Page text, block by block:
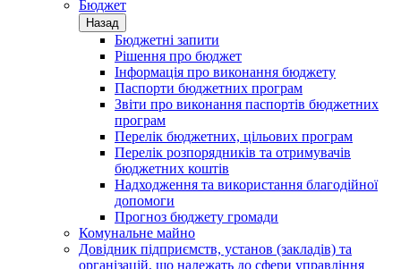
Бюджет
Назад
Бюджетні запити
Рішення про бюджет
Інформація про виконання бюджету
Паспорти бюджетних програм
Звіти про виконання паспортів бюджетних
програм
Перелік бюджетних, цільових програм
Перелік розпорядників та отримувачів
бюджетних коштів
Надходження та використання благодійної
допомоги
Прогноз бюджету громади
Комунальне майно
Довідник підприємств, установ (закладів) та
організацій, що належать до сфери управління